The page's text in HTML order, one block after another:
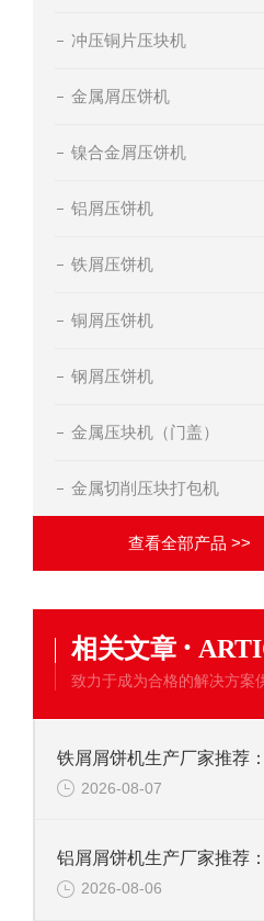
冲压铜片压块机
金属屑压饼机
镍合金屑压饼机
铝屑压饼机
铁屑压饼机
铜屑压饼机
钢屑压饼机
金属压块机（门盖）
金属切削压块打包机
查看全部产品 >>
相关文章 ·
致力于成为合格的解决方案
2026-08-07
2026-08-06